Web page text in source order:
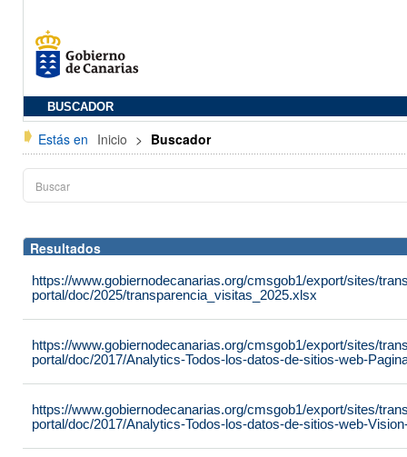
BUSCADOR
Estás en Inicio > Buscador
Resultados
https://www.gobiernodecanarias.org/cmsgob1/export/sites/
portal/doc/2025/transparencia_visitas_2025.xlsx
https://www.gobiernodecanarias.org/cmsgob1/export/sites/
portal/doc/2017/Analytics-Todos-los-datos-de-sitios-web-
https://www.gobiernodecanarias.org/cmsgob1/export/sites/
portal/doc/2017/Analytics-Todos-los-datos-de-sitios-web-